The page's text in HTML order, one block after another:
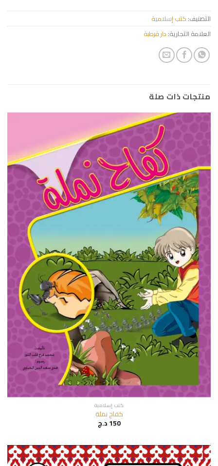
التصنيف: كتب إسلامية
العلامة التجارية: دار قرطبة
منتجات ذات صلة
كتب إسلامية
كفاح نملة
150د.ج